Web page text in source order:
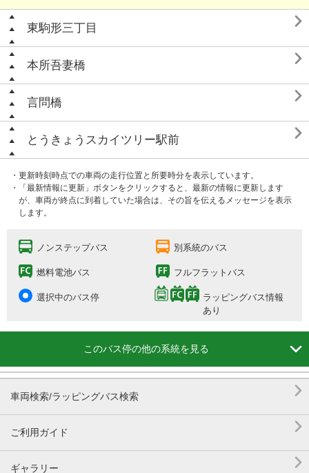
東駒形三丁目 
本所吾妻橋 
言問橋 
とうきょうスカイツリー駅前 
・更新時刻時点での車両の走行位置と所要時分を表示しています。
・「最新情報に更新」ボタンをクリックすると、最新の情報に更新します
が、車両が終点に到着していた場合は、その旨を伝えるメッセージを表示
します。
ノンステップバス 別系統のバス
燃料電池バス フルフラットバス
選択中のバス停
ラッピングバス情報
あり
このバス停の他の系統を見る 
車両検索/ラッピングバス検索 
ご利用ガイド 
ギャラリー 